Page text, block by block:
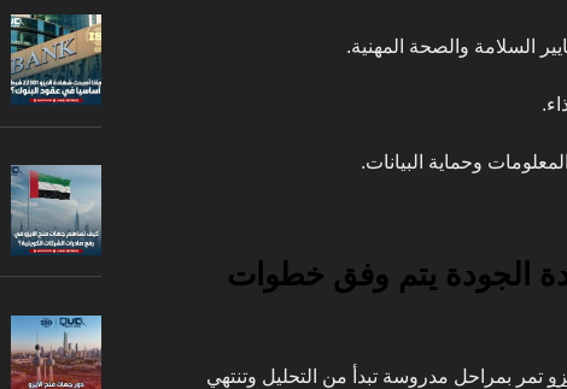
السلامة والصحة المهنية.
وحماية البيانات.
الجودة يتم وفق خطوات
تمر بمراحل مدروسة تبدأ من التحليل وتنتهي